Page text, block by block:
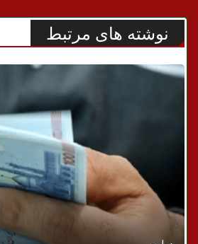
نوشته های مرتبط